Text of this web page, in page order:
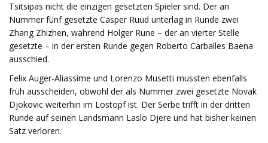
Tsitsipas nicht die einzigen gesetzten Spieler sind. Der an
Nummer fünf gesetzte Casper Ruud unterlag in Runde zwei
Zhang Zhizhen, während Holger Rune – der an vierter Stelle
gesetzte – in der ersten Runde gegen Roberto Carballes Baena
ausschied.
Felix Auger-Aliassime und Lorenzo Musetti mussten ebenfalls
früh ausscheiden, obwohl der als Nummer zwei gesetzte Novak
Djokovic weiterhin im Lostopf ist. Der Serbe trifft in der dritten
Runde auf seinen Landsmann Laslo Djere und hat bisher keinen
Satz verloren.